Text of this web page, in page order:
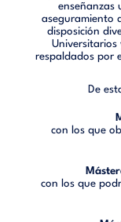
enseñanzas
aseguramiento
disposición
Universitarios
respaldados por
De
con los que
con los que